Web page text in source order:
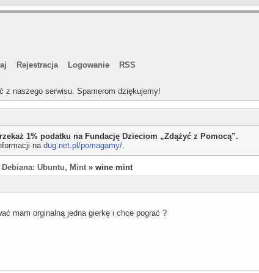
Rejestracja Logowanie
RSS
z naszego serwisu. Spamerom dziękujemy!
1% podatku na Fundację Dzieciom „Zdążyć z Pomocą”.
nadug.net.pl/pomagamy/.
Debiana: Ubuntu, Mint » wine mint
mam orginalną jedna gierkę i chce pograć ?